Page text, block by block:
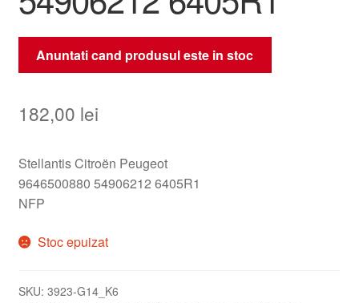
Anuntati cand produsul este in stoc
182,00 lei
Stellantis Citroën Peugeot
9646500880 54906212 6405R1
NFP
Stoc epuizat
SKU: 3923-G14_K6